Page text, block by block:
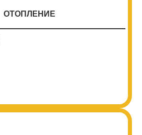
ОТОПЛЕНИЕ